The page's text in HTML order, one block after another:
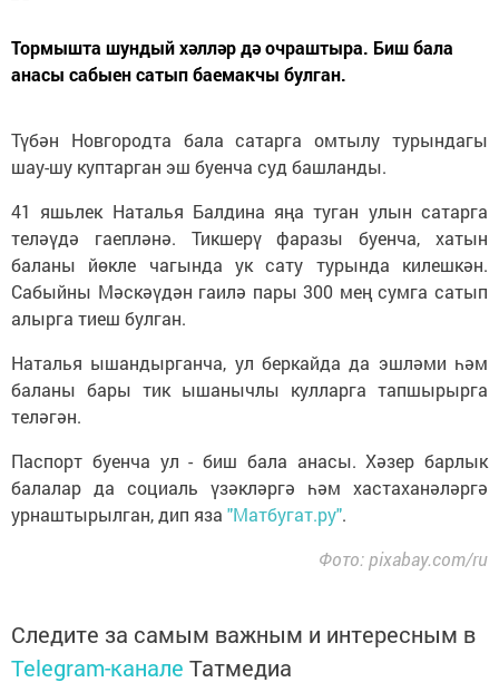
Тормышта шундый хәлләр дә очраштыра. Биш бала
анасы сабыен сатып баемакчы булган.
Түбән Новгородта бала сатарга омтылу турындагы
шау-шу куптарган эш буенча суд башланды.
41 яшьлек Наталья Балдина яңа туган улын сатарга
теләүдә гаепләнә. Тикшерү фаразы буенча, хатын
баланы йөкле чагында ук сату турында килешкән.
Сабыйны Мәскәүдән гаилә пары 300 мең сумга сатып
алырга тиеш булган.
Наталья ышандырганча, ул беркайда да эшләми һәм
баланы бары тик ышанычлы кулларга тапшырырга
теләгән.
Паспорт буенча ул - биш бала анасы. Хәзер барлык
балалар да социаль үзәкләргә һәм хастаханәләргә
урнаштырылган, дип яза "Матбугат.ру".
Фото: pixabay.com/ru
Следите за самым важным и интересным в
Telegram-канале Татмедиа